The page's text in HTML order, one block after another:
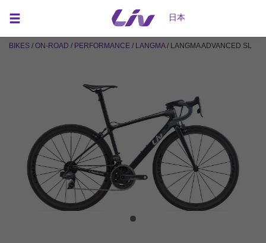
日本
BIKES / ON-ROAD / PERFORMANCE / LANGMA/ LANGMA ADVANCED SL